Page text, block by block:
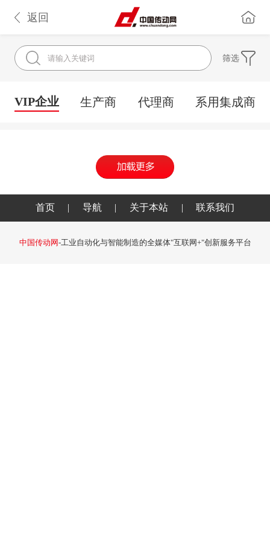
返回
筛选
VIP企业 生产商 代理商 系用集成商
首页 | 导航 | 关于本站 | 联系我们
中国传动网-工业自动化与智能制造的全媒体"互联网+"创新服务平台